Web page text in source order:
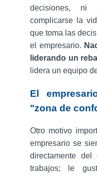
decisiones, ni
complicarse la
que toma las
el empresario.
liderando un
lidera un equipo
El
"zona de
Otro motivo
empresario se
directamente
trabajos; le